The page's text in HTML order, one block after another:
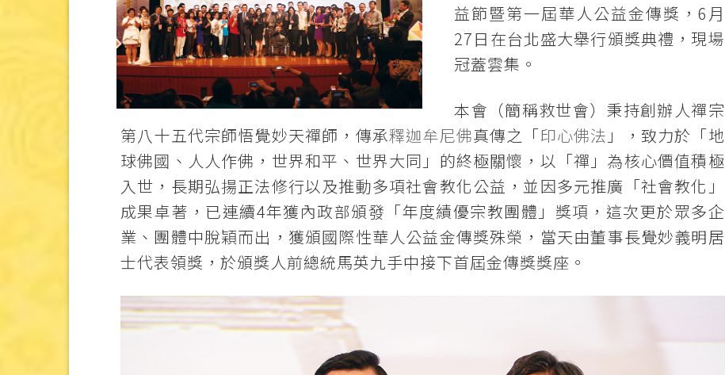
益節暨第一屆華人公益金傳獎，6月
27日在台北盛大舉行頒獎典禮，現場
冠蓋雲集。
本會（簡稱救世會）秉持創辦人禪宗
第八十五代宗師悟覺妙天禪師，傳承釋迦牟尼佛真傳之「印心佛法 」，致力於「地
球佛國、人人作佛，世界和平、世界大同」的終極關懷，以「禪」為核心價值積極
入世，長期弘揚正法修行以及推動多項社會教化公益，並因多元推廣「社會教化」
成果卓著，已連續4年獲內政部頒發「年度績優宗教團體」獎項，這次更於眾多企
業、團體中脫穎而出，獲頒國際性華人公益金傳獎殊榮，當天由董事長覺妙義明居
士代表領獎，於頒獎人前總統馬英九手中接下首屆金傳獎獎座。